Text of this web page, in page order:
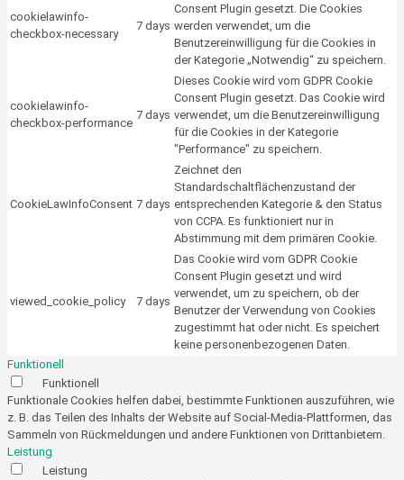
cookielawinfo-
checkbox-necessary
7 days
Consent Plugin gesetzt. Die Cookies
werden verwendet, um die
Benutzereinwilligung für die Cookies in
der Kategorie „Notwendig“ zu speichern.
cookielawinfo-
checkbox-performance
7 days
Dieses Cookie wird vom GDPR Cookie
Consent Plugin gesetzt. Das Cookie wird
verwendet, um die Benutzereinwilligung
für die Cookies in der Kategorie
"Performance" zu speichern.
CookieLawInfoConsent 7 days
Zeichnet den
Standardschaltflächenzustand der
entsprechenden Kategorie & den Status
von CCPA. Es funktioniert nur in
Abstimmung mit dem primären Cookie.
viewed_cookie_policy 7 days
Das Cookie wird vom GDPR Cookie
Consent Plugin gesetzt und wird
verwendet, um zu speichern, ob der
Benutzer der Verwendung von Cookies
zugestimmt hat oder nicht. Es speichert
keine personenbezogenen Daten.
Funktionell
Funktionell
Funktionale Cookies helfen dabei, bestimmte Funktionen auszuführen, wie
z. B. das Teilen des Inhalts der Website auf Social-Media-Plattformen, das
Sammeln von Rückmeldungen und andere Funktionen von Drittanbietern.
Leistung
Leistung